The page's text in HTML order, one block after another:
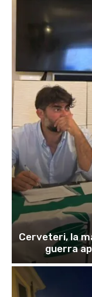
Cerveteri, la
guerra